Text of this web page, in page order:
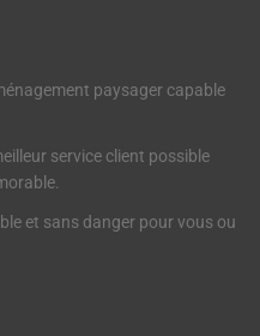
paysager capable
service client possible
et sans danger pour vous ou